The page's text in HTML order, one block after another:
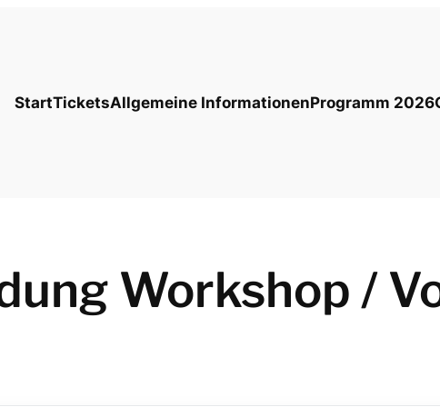
StartTicketsAllgemeine InformationenProgramm 2026
Workshop /